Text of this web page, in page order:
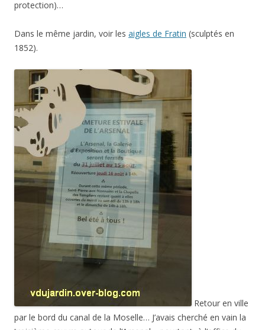
protection)…
Dans le même jardin, voir les aigles de Fratin (sculptés en
1852).
Retour en ville
par le bord du canal de la Moselle… J’avais cherché en vain la